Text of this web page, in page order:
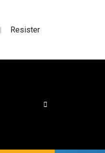
| Resister